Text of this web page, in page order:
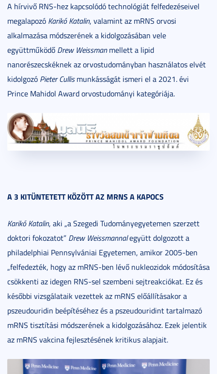
A hírvivő RNS-hez kapcsolódó technológiát felfedezéseivel
megalapozó Karikó Katalin, valamint az mRNS orvosi
alkalmazása módszerének a kidolgozásában vele
együttműködő Drew Weissmanmellett a lipid
nanorészecskéknek az orvostudományban használatos elvét
kidolgozó Pieter Cullismunkásságát ismeri el a 2021. évi
Prince Mahidol Award orvostudományi kategóriája.
A 3 KITÜNTETETT KÖZÖTT AZ MRNS A KAPOCS
Karikó Katalin, aki „a Szegedi Tudományegyetemen szerzett
doktori fokozatot” Drew Weissmannalegyütt dolgozott a
philadelphiai Pennsylvániai Egyetemen, amikor 2005-ben
„felfedezték, hogy az mRNS-ben lévő nukleozidok módosítása
csökkenti az idegen RNS-sel szembeni sejtreakciókat. Ez és
későbbi vizsgálataik vezettek az mRNS előállításakor a
pszeudouridin beépítéséhez és a pszeudouridint tartalmazó
mRNS tisztítási módszerének a kidolgozásához. Ezek jelentik
az mRNS vakcina fejlesztésének kritikus alapjait.